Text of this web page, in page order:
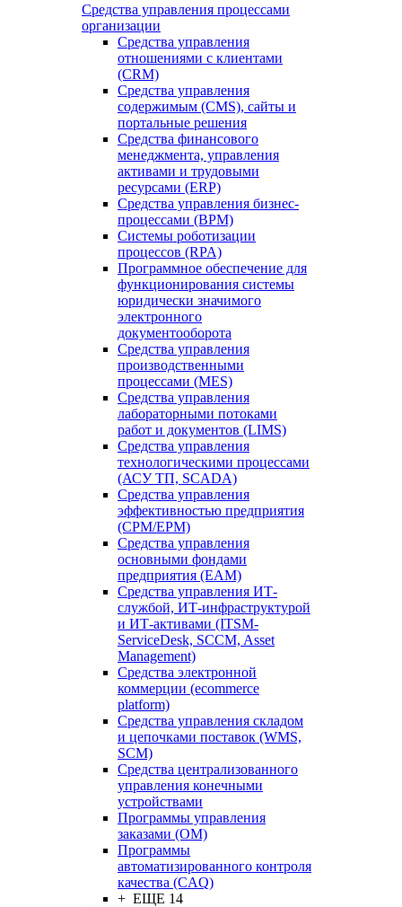
Средства управления процессами
организации
Средства управления
отношениями с клиентами
(CRM)
Средства управления
содержимым (CMS), сайты и
портальные решения
Средства финансового
менеджмента, управления
активами и трудовыми
ресурсами (ERP)
Средства управления бизнес-
процессами (BPM)
Системы роботизации
процессов (RPA)
Программное обеспечение для
функционирования системы
юридически значимого
электронного
документооборота
Средства управления
производственными
процессами (MES)
Средства управления
лабораторными потоками
работ и документов (LIMS)
Средства управления
технологическими процессами
(АСУ ТП, SCADA)
Средства управления
эффективностью предприятия
(CPM/EPM)
Средства управления
основными фондами
предприятия (EAM)
Средства управления ИТ-
службой, ИТ-инфраструктурой
и ИТ-активами (ITSM-
ServiceDesk, SCCM, Asset
Management)
Средства электронной
коммерции (ecommerce
platform)
Средства управления складом
и цепочками поставок (WMS,
SCM)
Средства централизованного
управления конечными
устройствами
Программы управления
заказами (OM)
Программы
автоматизированного контроля
качества (CAQ)
+ ЕЩЕ 14